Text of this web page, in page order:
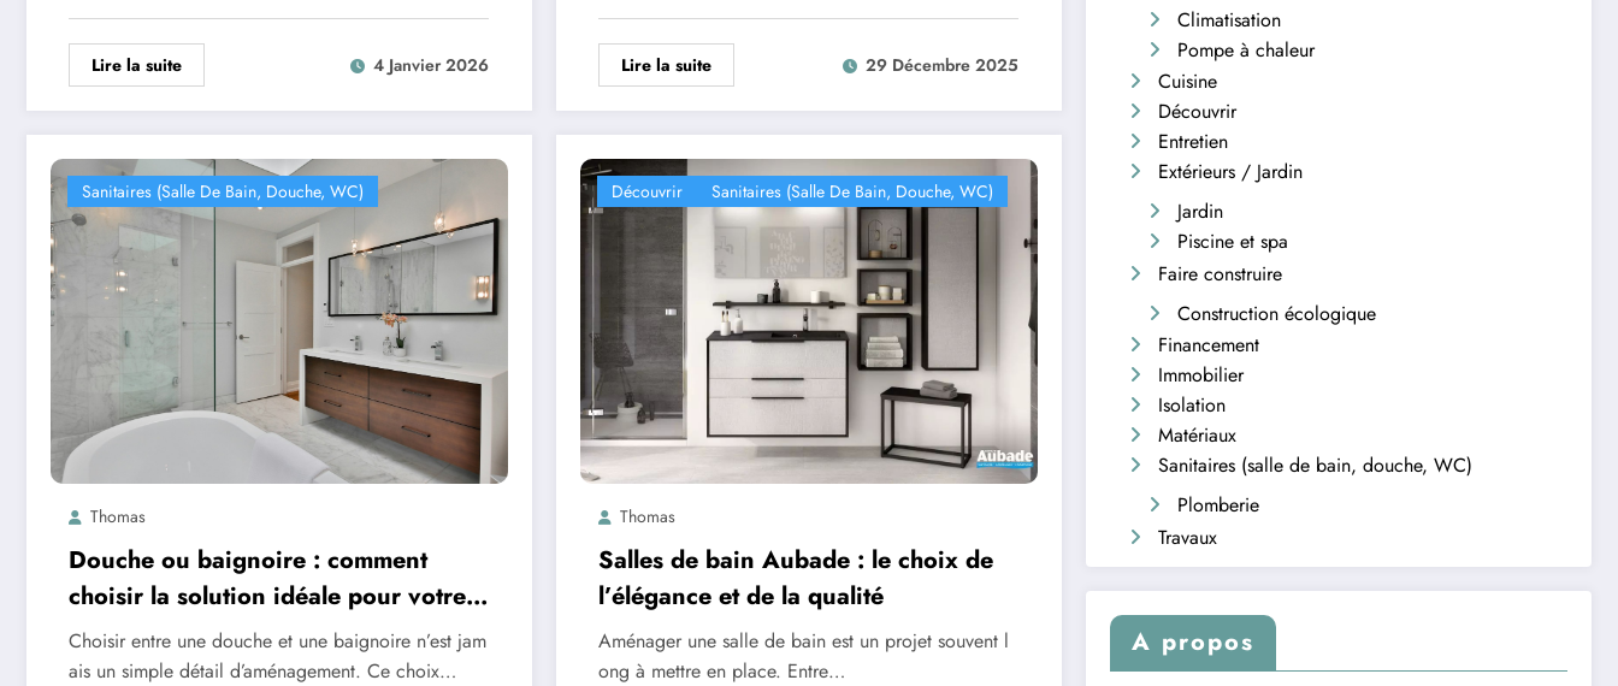
Lire la suite 4 Janvier 2026 Lire la suite 29 Décembre 2025
Sanitaires (salle De Bain, Douche, WC)
Thomas
Douche ou baignoire : comment
choisir la solution idéale pour votre
salle de bain ?
Choisir entre une douche et une baignoire n’est jam
ais un simple détail d’aménagement. Ce choix…
Découvrir Sanitaires (salle De Bain, Douche, WC)
Thomas
Salles de bain Aubade : le choix de
l’élégance et de la qualité
Aménager une salle de bain est un projet souvent l
ong à mettre en place. Entre…
Climatisation
Pompe à chaleur
Cuisine
Découvrir
Entretien
Extérieurs / Jardin
Jardin
Piscine et spa
Faire construire
Construction écologique
Financement
Immobilier
Isolation
Matériaux
Sanitaires (salle de bain, douche, WC)
Plomberie
Travaux
A propos